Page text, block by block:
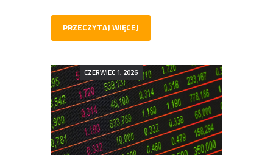
PRZECZYTAJ WIĘCEJ
CZERWIEC 1, 2026